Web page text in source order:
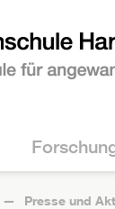
Presse und